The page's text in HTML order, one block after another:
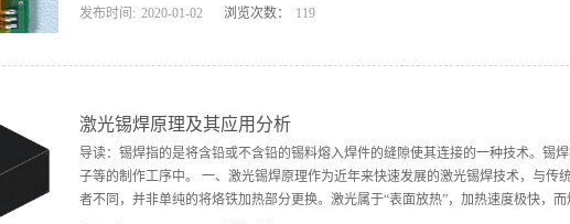
但基本连接的原理是一致的。利用激光对连接部位加热、熔化焊锡，实现连接。激
件的回流焊、热敏感和静电敏感器件的回流焊、选择性再流焊、BGA 外引线的凸点
封装引线的连接等。激光锡焊的优点其特点非常显著：只对连接部位...
发布时间: 2020-01-02 浏览次数： 119
激光锡焊原理及其应用分析
导读：锡焊指的是将含铅或不含铅的锡料熔入焊件的缝隙使其连接的一种技术。锡
子等的制作工序中。 一、激光锡焊原理作为近年来快速发展的激光锡焊技术，与
者不同，并非单纯的将烙铁加热部分更换。激光属于“表面放热”，加热速度极快，